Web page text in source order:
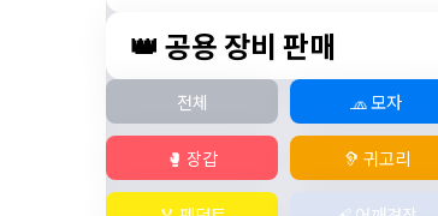
👑 공용 장비 판매
전체 🧢 모자
🥊 장갑 🦻 귀고리